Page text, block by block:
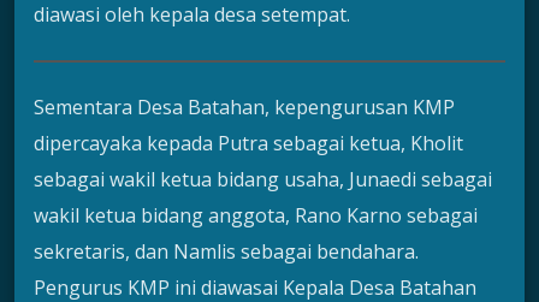
diawasi oleh kepala desa setempat.
Sementara Desa Batahan, kepengurusan KMP
dipercayaka kepada Putra sebagai ketua, Kholit
sebagai wakil ketua bidang usaha, Junaedi sebagai
wakil ketua bidang anggota, Rano Karno sebagai
sekretaris, dan Namlis sebagai bendahara.
Pengurus KMP ini diawasai Kepala Desa Batahan